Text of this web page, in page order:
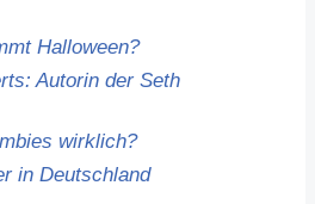
Halloween?
Autorin der Seth
wirklich?
in Deutschland